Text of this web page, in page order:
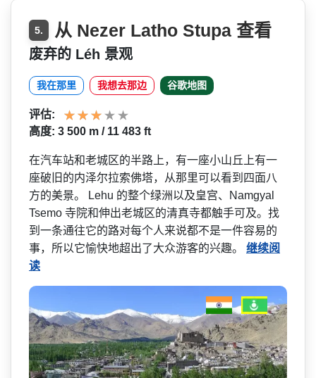
5. 从 Nezer Latho Stupa 查看
废弃的 Léh 景观
我在那里 我想去那边 谷歌地图
评估:
高度: 3 500 m / 11 483 ft
在汽车站和老城区的半路上，­有一座小山丘上有一
座破旧的内泽尔拉索佛塔，从那里­可以看到四面八
方的美景。 Lehu 的整个绿洲以及皇宫、Namgyal
Tsemo 寺院和伸出老城区的清真寺都­触手可及。找
到一条通往它的路对每个人来说都不是一­件容易的
事，所以它愉快地超出了大众游客的兴趣。 继续阅
读